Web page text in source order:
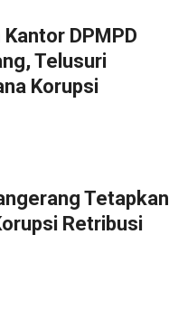
DPMPD
Telusuri
Korupsi
Tetapkan
Retribusi